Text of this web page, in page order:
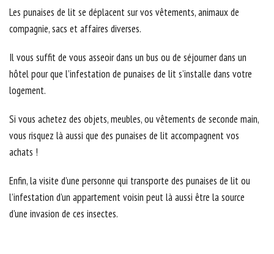
Les punaises de lit se déplacent sur vos vêtements, animaux de
compagnie, sacs et affaires diverses.
Il vous suffit de vous asseoir dans un bus ou de séjourner dans un
hôtel pour que l’infestation de punaises de lit s’installe dans votre
logement.
Si vous achetez des objets, meubles, ou vêtements de seconde main,
vous risquez là aussi que des punaises de lit accompagnent vos
achats !
Enfin, la visite d’une personne qui transporte des punaises de lit ou
l’infestation d’un appartement voisin peut là aussi être la source
d’une invasion de ces insectes.